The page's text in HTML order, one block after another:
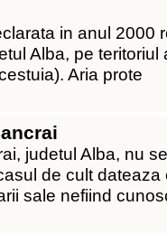
in anul 2000
Alba, pe
Aria prote
judetul Alba, nu
de cult
sale nefiind